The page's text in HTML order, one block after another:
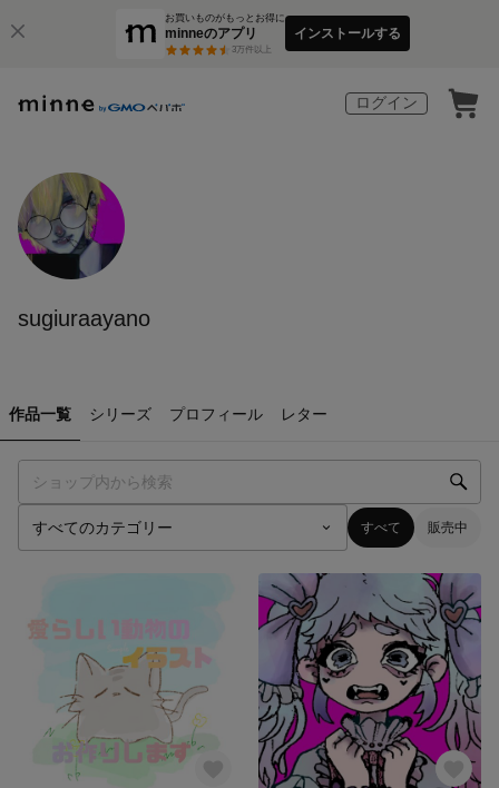
お買いものがもっとお得に
minneのアプリ
3万件以上
インストールする
ログイン
sugiuraayano
作品一覧 シリーズ プロフィール レター
すべて 販売中